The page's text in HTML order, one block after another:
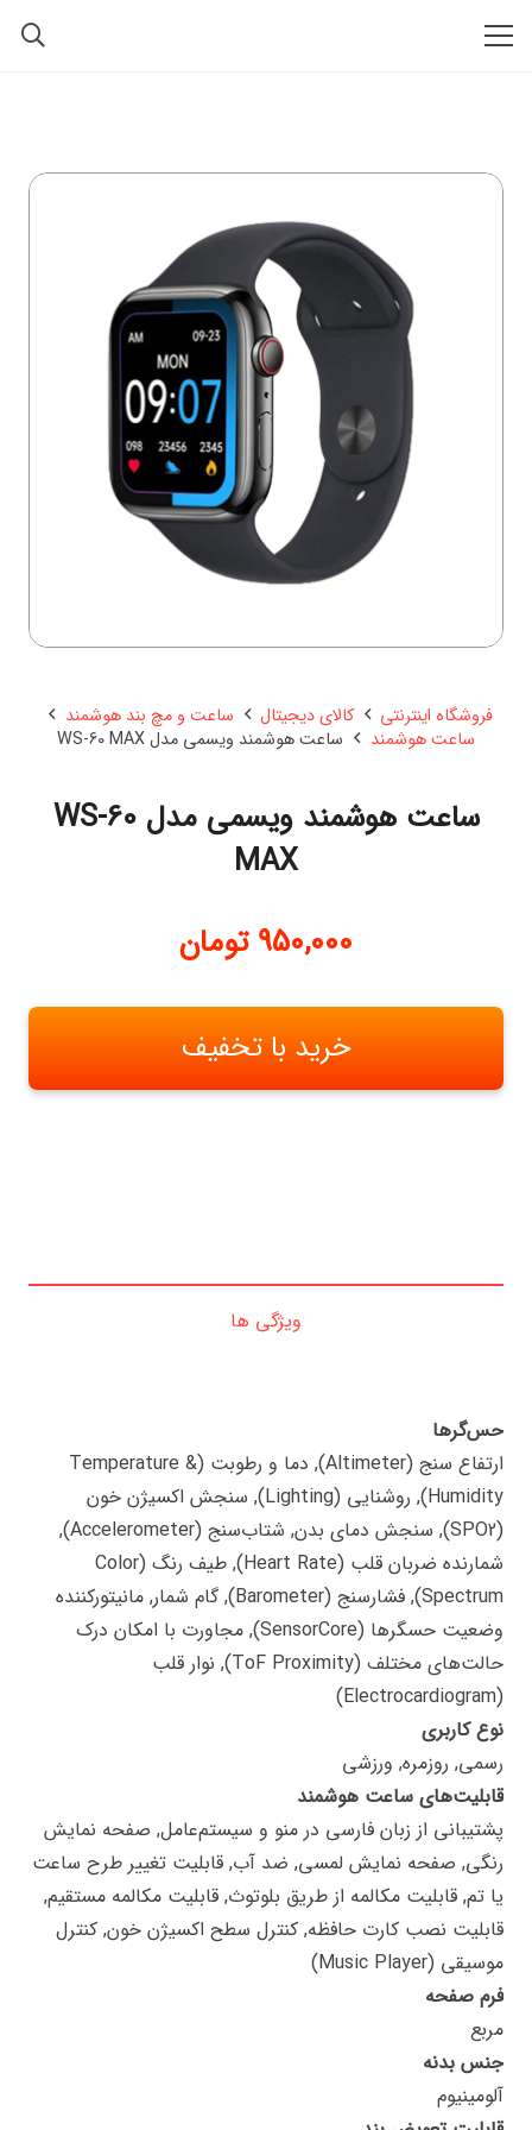
فروشگاه اینترنتی کالای دیجیتال
ساعت و مچ بند هوشمند
ساعت هوشمند
ساعت هوشمند ویسمی مدل WS-60 MAX
ساعت هوشمند ویسمی مدل WS-60
MAX
950,000 تومان
خرید با تخفیف
ویژگی ها
حس‌گرها
ارتفاع سنج (Altimeter), دما و رطوبت (Temperature &
Humidity), روشنایی (Lighting), سنجش اکسیژن خون
(SPO2), سنجش دمای بدن, شتاب‌سنج (Accelerometer),
شمارنده ضربان قلب (Heart Rate), طیف رنگ (Color
Spectrum), فشارسنج (Barometer), گام شمار, مانیتورکننده
وضعیت حسگرها (SensorCore), مجاورت با امکان درک
حالت‌های مختلف (ToF Proximity), نوار قلب
(Electrocardiogram)
نوع کاربری
رسمی, روزمره, ورزشی
قابلیت‌های ساعت هوشمند
پشتیبانی از زبان فارسی در منو و سیستم‌عامل, صفحه نمایش
رنگی, صفحه نمایش لمسی, ضد آب, قابلیت تغییر طرح ساعت
یا تم, قابلیت مکالمه از طریق بلوتوث, قابلیت مکالمه مستقیم,
قابلیت نصب کارت حافظه, کنترل سطح اکسیژن خون, کنترل
موسیقی (Music Player)
فرم صفحه
مربع
جنس بدنه
آلومینیوم